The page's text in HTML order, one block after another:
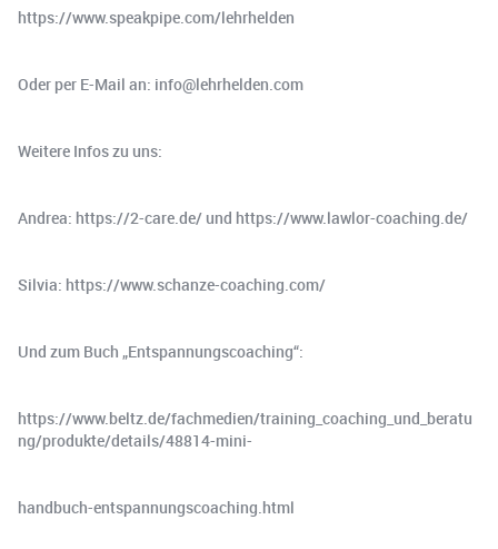
https://www.speakpipe.com/lehrhelden
Oder per E-Mail an: info@lehrhelden.com
Weitere Infos zu uns:
Andrea: https://2-care.de/ und https://www.lawlor-coaching.de/
Silvia: https://www.schanze-coaching.com/
Und zum Buch „Entspannungscoaching“:
https://www.beltz.de/fachmedien/training_coaching_und_beratu
ng/produkte/details/48814-mini-
handbuch-entspannungscoaching.html